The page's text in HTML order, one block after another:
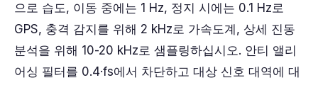
으로 습도, 이동 중에는 1 Hz, 정지 시에는 0.1 Hz로
GPS, 충격 감지를 위해 2 kHz로 가속도계, 상세 진동
분석을 위해 10-20 kHz로 샘플링하십시오. 안티 앨리
어싱 필터를 0.4·fs에서 차단하고 대상 신호 대역에 대